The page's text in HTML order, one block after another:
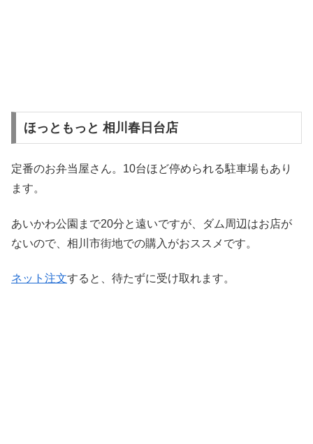
ほっともっと 相川春日台店
定番のお弁当屋さん。10台ほど停められる駐車場もあり
ます。
あいかわ公園まで20分と遠いですが、ダム周辺はお店が
ないので、相川市街地での購入がおススメです。
ネット注文すると、待たずに受け取れます。